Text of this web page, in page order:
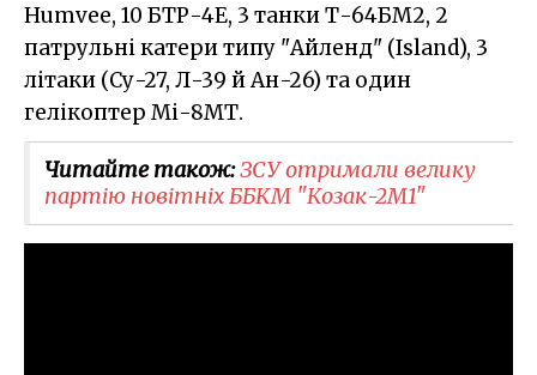
Humvee, 10 БТР-4Е, 3 танки Т-64БМ2, 2
патрульні катери типу "Айленд" (Island), 3
літаки (Су-27, Л-39 й Ан-26) та один
гелікоптер Мі-8МТ.
Читайте також:ЗСУ отримали велику
партію новітніх ББКМ "Козак-2М1"